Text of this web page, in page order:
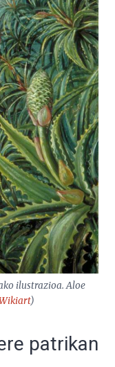
ilustrazioa. Aloe
)
patrikan